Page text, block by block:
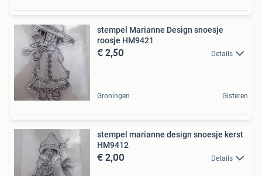
stempel Marianne Design snoesje
roosje HM9421
€ 2,50 Details
Groningen Gisteren
stempel marianne design snoesje kerst
HM9412
€ 2,00 Details